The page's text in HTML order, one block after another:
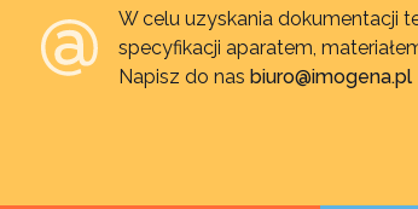
W celu uzyskania dokumentacji
specyfikacji aparatem,
Napisz do nas biuro@imogena.pl